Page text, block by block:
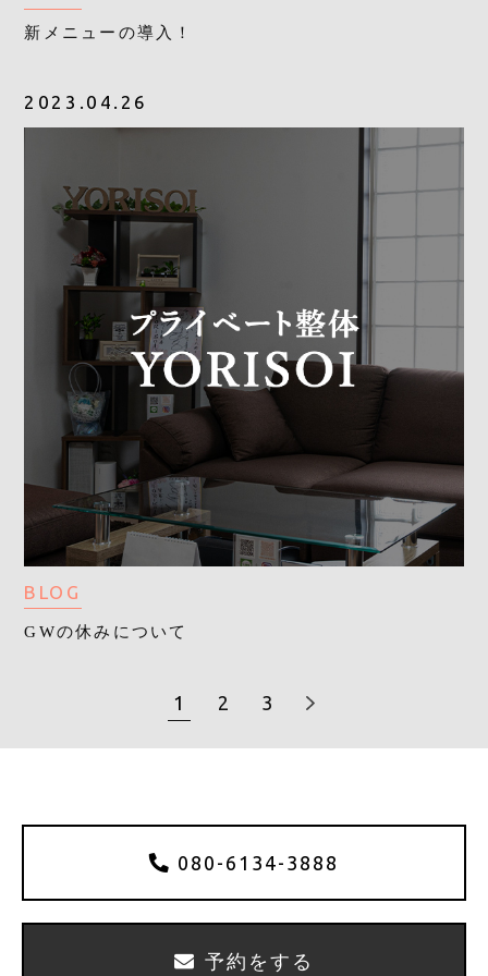
新メニューの導入！
2023.04.26
BLOG
GWの休みについて
1 2 3
080-6134-3888
予約をする